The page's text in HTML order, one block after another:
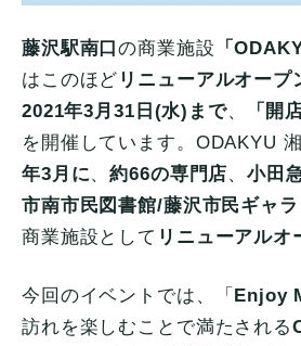
藤沢駅南口の商業施設 「
はこのほど リニューアルオープ
2021年3月31日(水)まで、
「開
を開催しています。ODAKYU
年3月に、約66の専門店、小田
市南市民図書館/藤沢市民ギャ
商業施設として リニューアルオ
今回のイベントでは、「 Enjoy
訪れを楽しむことで満たされる